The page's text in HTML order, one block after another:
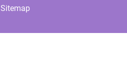
Sitemap